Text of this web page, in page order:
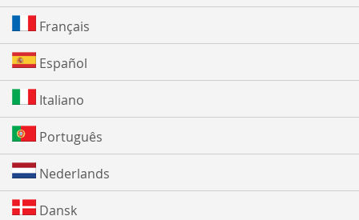
Français
Español
Italiano
Português
Nederlands
Dansk